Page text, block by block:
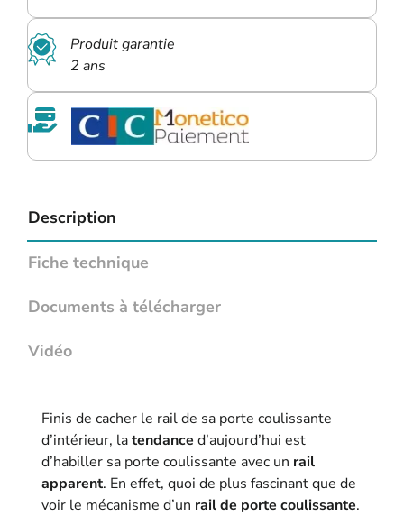
Produit garantie
2 ans
Description
Fiche technique
Documents à télécharger
Vidéo
Finis de cacher le rail de sa porte coulissante
d’intérieur, latendance d’aujourd’hui est
d’habiller sa porte coulissante avec un rail
apparent. En effet, quoi de plus fascinant que de
voir le mécanisme d’un rail de porte coulissante.